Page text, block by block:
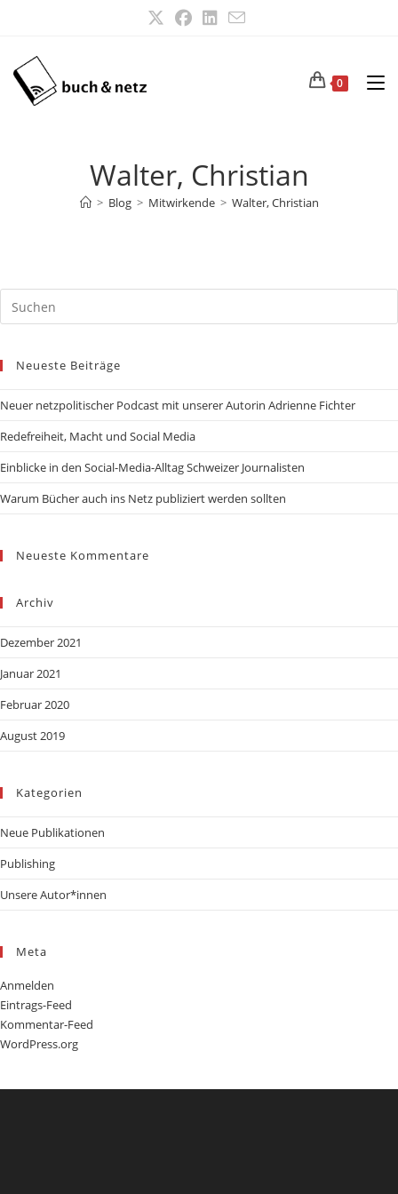
0
Walter, Christian
> Blog > Mitwirkende > Walter, Christian
Neueste Beiträge
Neuer netzpolitischer Podcast mit unserer Autorin Adrienne Fichter
Redefreiheit, Macht und Social Media
Einblicke in den Social-Media-Alltag Schweizer Journalisten
Warum Bücher auch ins Netz publiziert werden sollten
Neueste Kommentare
Archiv
Dezember 2021
Januar 2021
Februar 2020
August 2019
Kategorien
Neue Publikationen
Publishing
Unsere Autor*innen
Meta
Anmelden
Eintrags-Feed
Kommentar-Feed
WordPress.org